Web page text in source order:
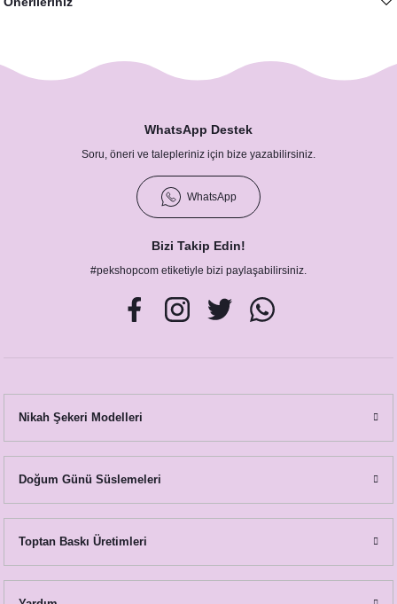
WhatsApp Destek
Soru, öneri ve talepleriniz için bize yazabilirsiniz.
WhatsApp
Bizi Takip Edin!
#pekshopcom etiketiyle bizi paylaşabilirsiniz.
Nikah Şekeri Modelleri
Doğum Günü Süslemeleri
Toptan Baskı Üretimleri